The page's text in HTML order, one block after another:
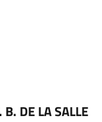
DE LA SALLE